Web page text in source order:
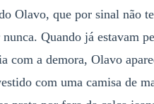
Olavo, que por sinal não
Quando já estavam
com a demora, Olavo
com uma camisa de